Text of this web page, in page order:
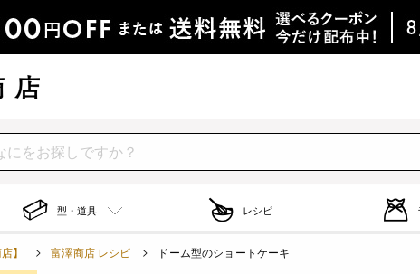
型・道具 レシピ
】 富澤商店 レシピ ドーム型のショートケーキ